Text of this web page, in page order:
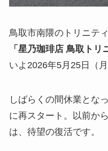
鳥取市南隈のトリニテ
「星乃珈琲店 鳥取トリ
いよ2026年5月25日（
しばらくの間休業とな
に再スタート。以前か
は、待望の復活です。